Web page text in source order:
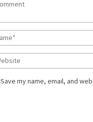
Save my name, email, and